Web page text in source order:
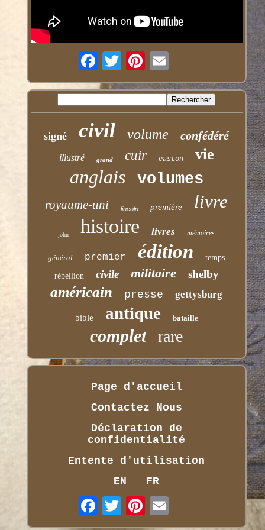
signé civil volume confédéré
illustré grand cuir easton vie
anglais volumes
royaume-uni lincoln première livre
john histoire livres mémoires
général premier édition temps
rébellion civile militaire shelby
américain presse gettysburg
bible antique bataille
complet rare
Page d'accueil
Contactez Nous
Déclaration de
confidentialité
Entente d'utilisation
EN
FR